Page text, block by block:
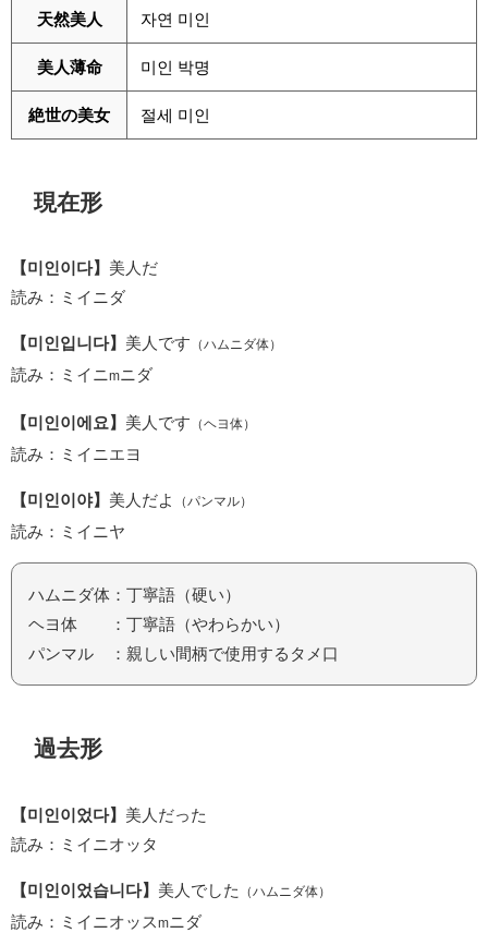
天然美人 자연 미인
美人薄命 미인 박명
絶世の美女 절세 미인
現在形
【미인이다】 美人だ
読み：ミイニダ
【미인입니다】 美人です （ハムニダ体）
読み：ミイニmニダ
【미인이에요】 美人です （ヘヨ体）
読み：ミイニエヨ
【미인이야】 美人だよ （パンマル）
読み：ミイニヤ
ハムニダ体：丁寧語（硬い）
ヘヨ体 ：丁寧語（やわらかい）
パンマル ：親しい間柄で使用するタメ口
過去形
【미인이었다】 美人だった
読み：ミイニオッタ
【미인이었습니다】 美人でした （ハムニダ体）
読み：ミイニオッス m ニダ